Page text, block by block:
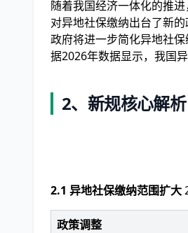
随着我国经济一体化的推
对异地社保缴纳出台了新
政府将进一步简化异地社保
据2026年数据显示，我国
2、新规核心解析
2.1 异地社保缴纳范围扩大
政策调整